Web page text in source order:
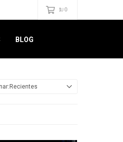
BLOG
$U 0
Recientes